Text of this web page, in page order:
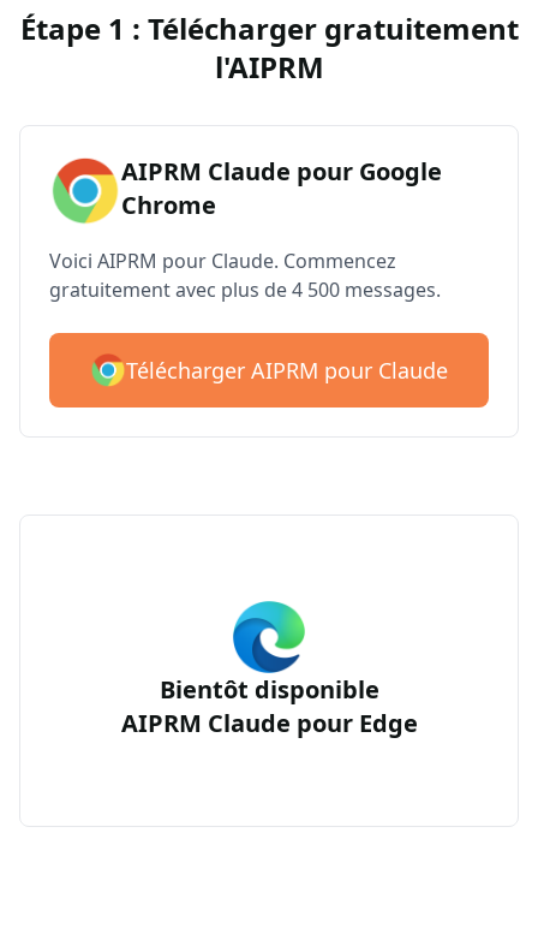
Étape 1 : Télécharger gratuitement
l'AIPRM
AIPRM Claude pour Google
Chrome
Voici AIPRM pour Claude. Commencez
gratuitement avec plus de 4 500 messages.
Télécharger AIPRM pour Claude
Bientôt disponible
AIPRM Claude pour Edge